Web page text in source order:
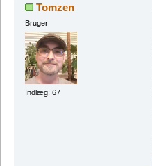
Tomzen
Bruger
Indlæg: 67